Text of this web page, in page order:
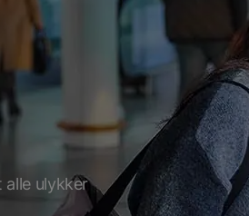
alle ulykker